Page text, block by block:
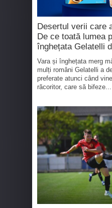
Desertul verii care
De ce toată lumea
înghețata Gelatelli
Vara și înghețata merg
mulți români Gelatelli a
preferate atunci când
răcoritor, care să bifeze...